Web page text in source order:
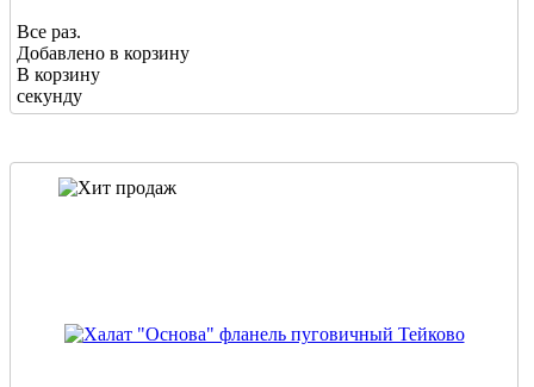
Все раз.
Добавлено в корзину
В корзину
секунду